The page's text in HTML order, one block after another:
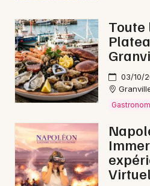
Choisir mes départements
Mon email
Toute
03/10/